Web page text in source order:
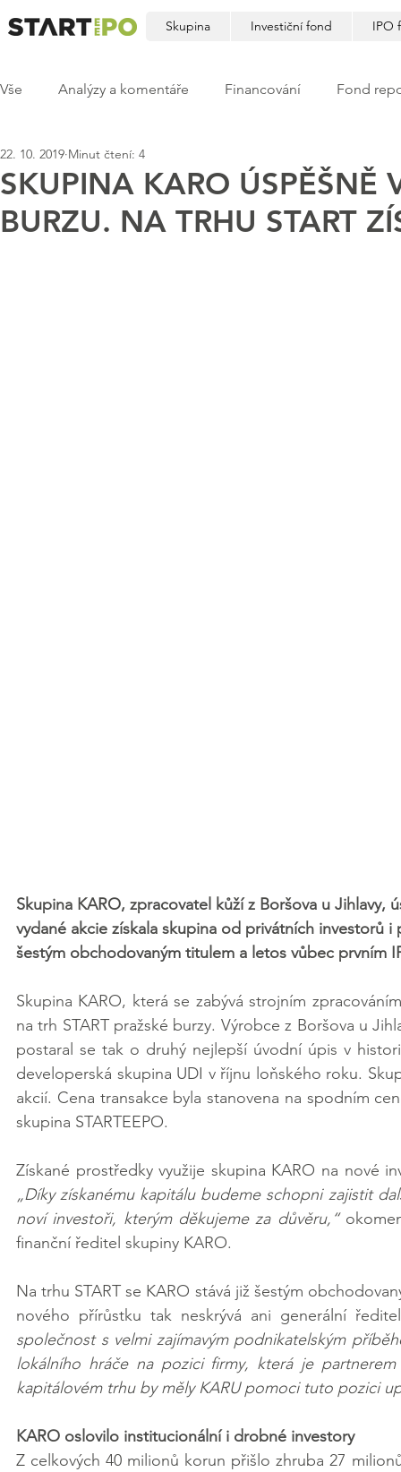
Skupina Investiční fond IPO
Vše Analýzy a komentáře Financování Fond
SKUPINA KARO ÚSPĚŠNĚ
BURZU. NA TRHU START
22. 10. 2019 Minut čtení: 4
Skupina KARO, zpracovatel kůží z Boršova u Jihlavy,
vydané akcie získala skupina od privátních investorů
šestým obchodovaným titulem a letos vůbec prvním
Skupina KARO, která se zabývá strojním
na trh START pražské burzy. Výrobce z Boršova u
postaral se tak o druhý nejlepší úvodní úpis v
developerská skupina UDI v říjnu loňského roku.
akcií. Cena transakce byla stanovena na spodním
skupina STARTEEPO.
„Díky získanému kapitálu budeme schopni zajistit
noví investoři, kterým děkujeme za důvěru,“
finanční ředitel skupiny KARO.
Na trhu START se KARO stává již šestým
nového přírůstku tak neskrývá ani generální
společnost s velmi zajímavým podnikatelským
lokálního hráče na pozici firmy, která je
kapitálovém trhu by měly KARU pomoci tuto pozici
KARO oslovilo institucionální i drobné investory
Z celkových 40 milionů korun přišlo zhruba 27